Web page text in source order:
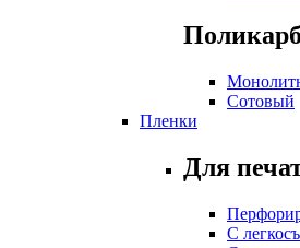
Сотовый
Пленки
Для
С